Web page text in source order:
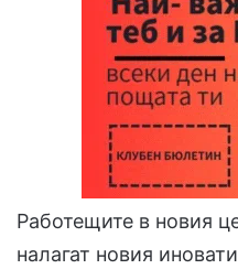
Работещите в новия
налагат новия